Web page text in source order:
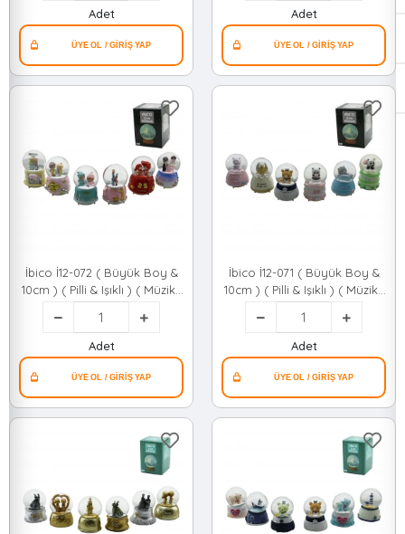
Renkli*36 qwe02
Adet
Renkli*24 qwe02
Adet
İbico İ12-072 ( Büyük Boy &
10cm ) ( Pilli & Işıklı ) ( Müzikli
) Kar Küresi Cam ( İnsan
Figürlü & Desen Mix )
Renkli*24 qwe02
Adet
İbico İ12-071 ( Büyük Boy &
10cm ) ( Pilli & Işıklı ) ( Müzikli
) Kar Küresi Cam ( Hayvan
Figürlü & Desen Mix )
Renkli*24 qwe02
Adet